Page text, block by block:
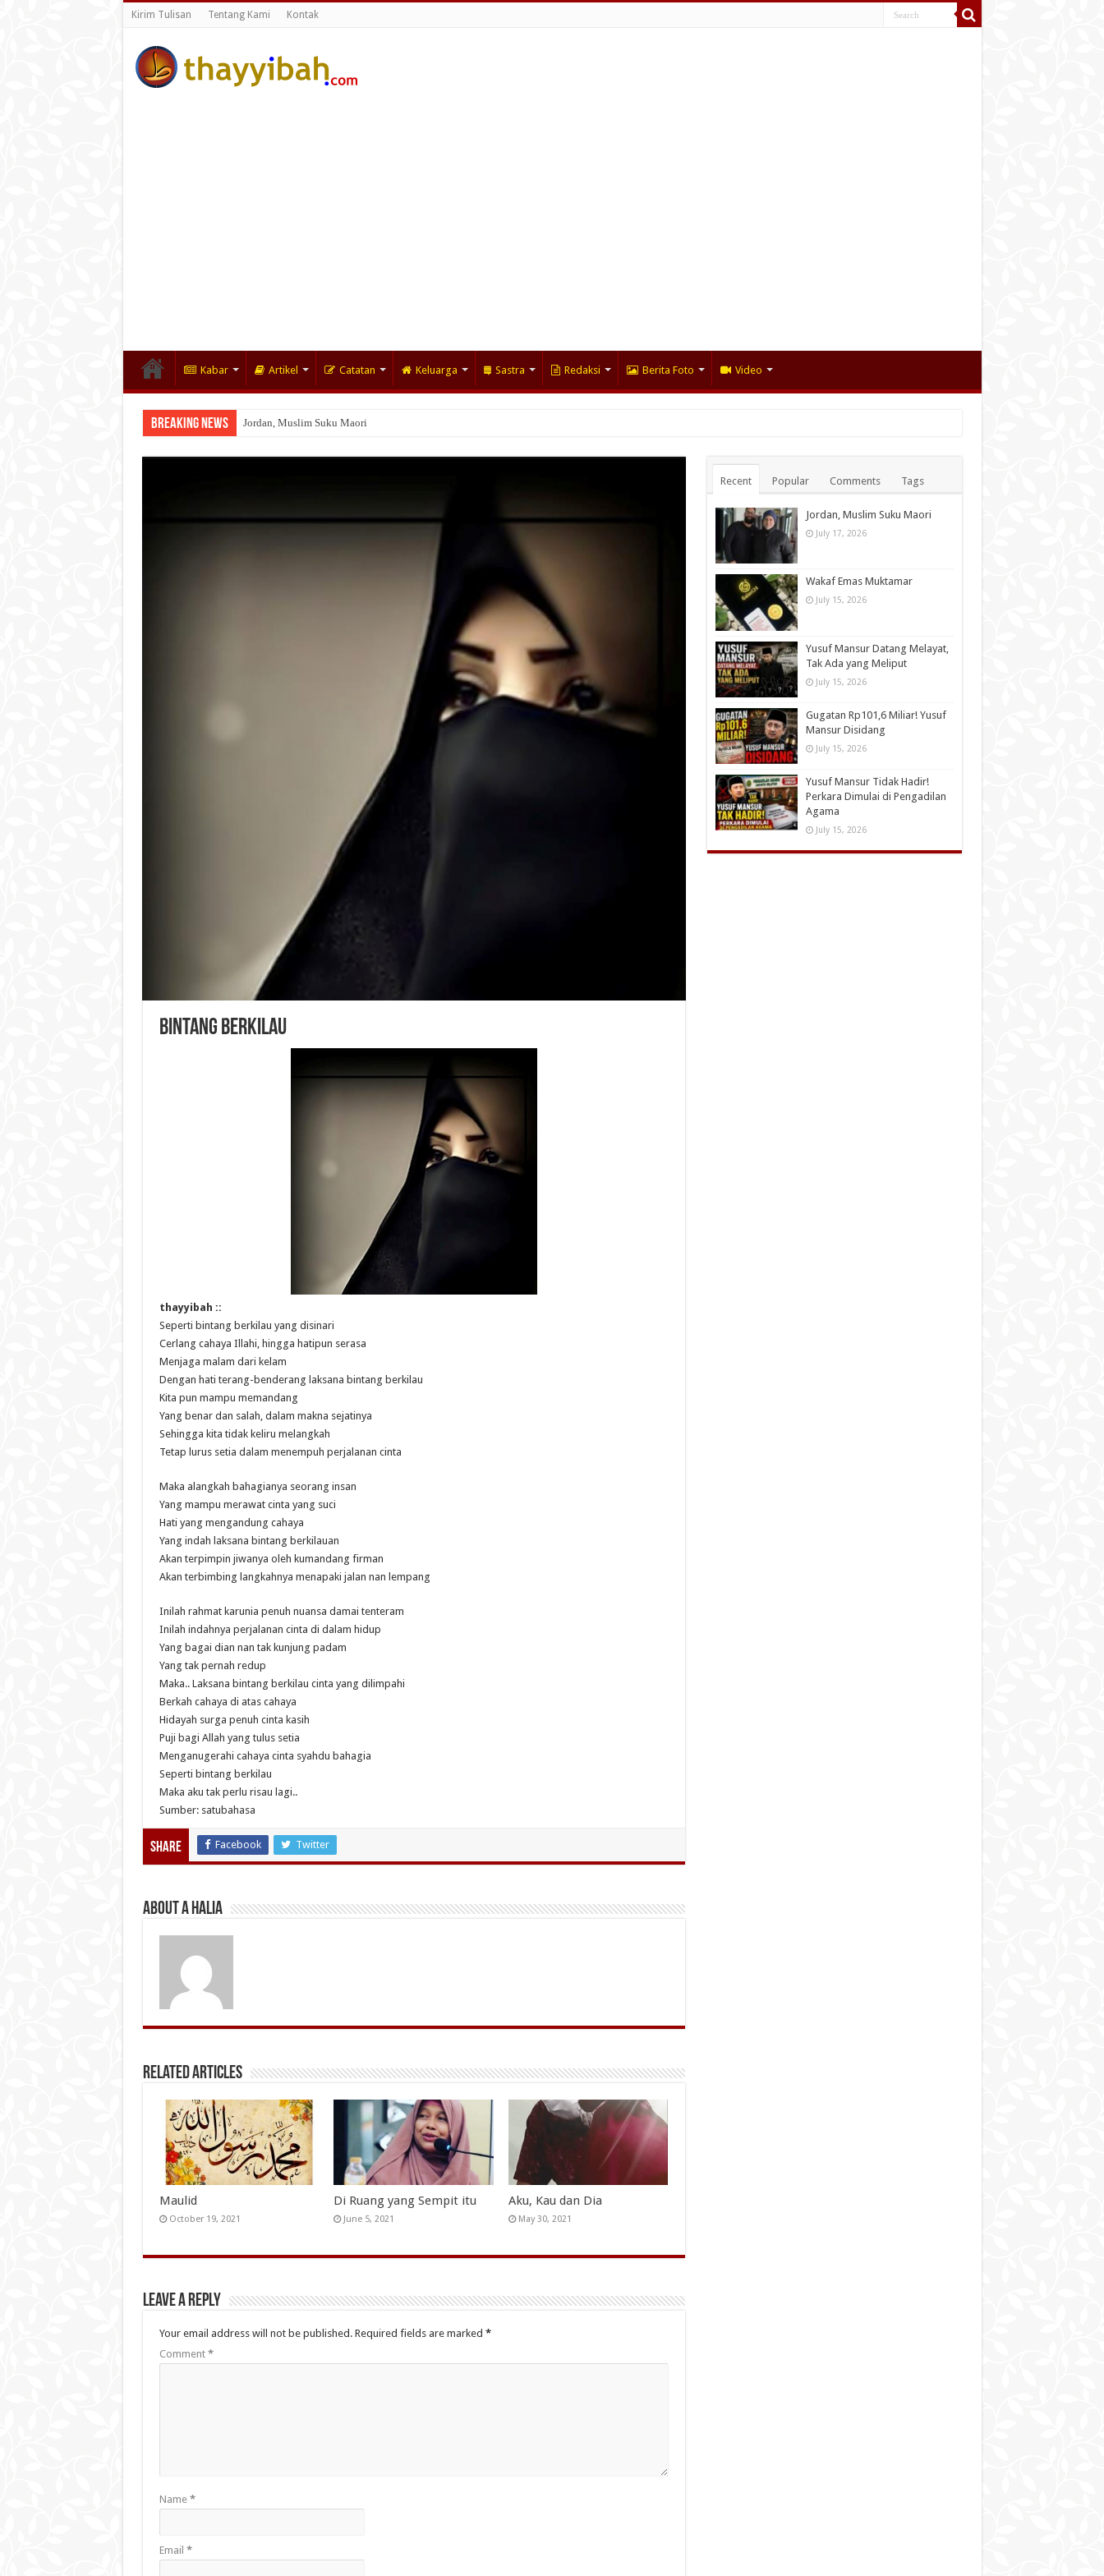
Kirim Tulisan Tentang Kami Kontak
Kabar Artikel Catatan Keluarga Sastra Redaksi Berita Foto Video
Breaking News Jordan, Muslim Suku Maori
Bintang Berkilau
thayyibah ::
Seperti bintang berkilau yang disinari
Cerlang cahaya Illahi, hingga hatipun serasa
Menjaga malam dari kelam
Dengan hati terang-benderang laksana bintang berkilau
Kita pun mampu memandang
Yang benar dan salah, dalam makna sejatinya
Sehingga kita tidak keliru melangkah
Tetap lurus setia dalam menempuh perjalanan cinta
Maka alangkah bahagianya seorang insan
Yang mampu merawat cinta yang suci
Hati yang mengandung cahaya
Yang indah laksana bintang berkilauan
Akan terpimpin jiwanya oleh kumandang firman
Akan terbimbing langkahnya menapaki jalan nan lempang
Inilah rahmat karunia penuh nuansa damai tenteram
Inilah indahnya perjalanan cinta di dalam hidup
Yang bagai dian nan tak kunjung padam
Yang tak pernah redup
Maka.. Laksana bintang berkilau cinta yang dilimpahi
Berkah cahaya di atas cahaya
Hidayah surga penuh cinta kasih
Puji bagi Allah yang tulus setia
Menganugerahi cahaya cinta syahdu bahagia
Seperti bintang berkilau
Maka aku tak perlu risau lagi..
Sumber: satubahasa
Share Facebook Twitter
About A Halia
Related Articles
Maulid
October 19, 2021
Di Ruang yang Sempit itu
June 5, 2021
Aku, Kau dan Dia
May 30, 2021
Leave a Reply
Your email address will not be published. Required fields are marked *
Comment *
Name *
Email *
Recent Popular Comments Tags
Jordan, Muslim Suku Maori
July 17, 2026
Wakaf Emas Muktamar
July 15, 2026
Yusuf Mansur Datang Melayat,
Tak Ada yang Meliput
July 15, 2026
Gugatan Rp101,6 Miliar! Yusuf
Mansur Disidang
July 15, 2026
Yusuf Mansur Tidak Hadir!
Perkara Dimulai di Pengadilan
Agama
July 15, 2026